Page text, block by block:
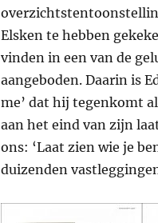
Elsken te hebben
vinden in een van de
aangeboden. Daarin is
me’ dat hij tegenkomt
aan het eind van zijn
ons: ‘Laat zien wie je
duizenden